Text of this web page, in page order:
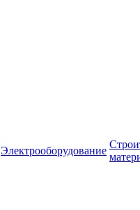
Электрооборудование